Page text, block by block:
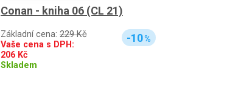
Conan - kniha 06 (CL 21)
Základní cena: 229 Kč
Vaše cena s DPH:
206 Kč
Skladem
-10%